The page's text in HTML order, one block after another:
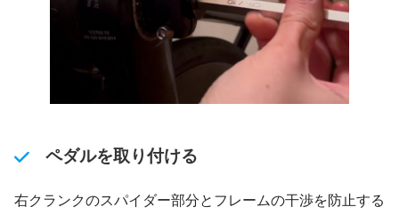
ペダルを取り付ける
右クランクのスパイダー部分とフレームの干渉を防止する